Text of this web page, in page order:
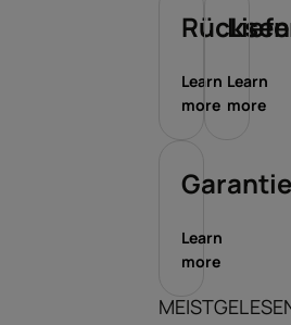
Learn
more
Learn
more
Learn
more